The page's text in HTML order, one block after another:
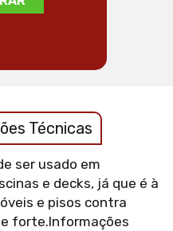
Técnicas
ser usado em
e decks, já que é à
e pisos contra
forte.Informações